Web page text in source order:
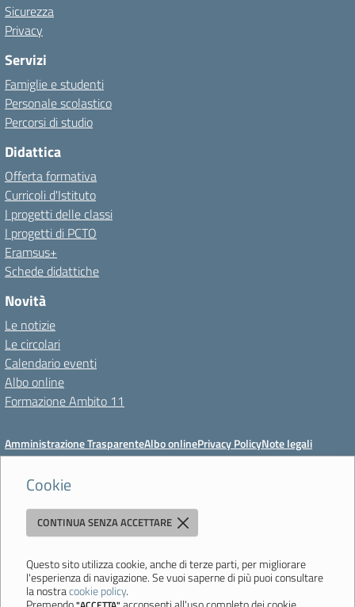
Cookie
CONTINUA SENZA ACCETTARE
Questo sito utilizza cookie, anche di terze parti, per migliorare
l'esperienza di navigazione. Se vuoi saperne di più puoi consultare
la nostracookie policy.
Sicurezza
Privacy
Servizi
Famiglie e studenti
Personale scolastico
Percorsi di studio
Didattica
Offerta formativa
Curricoli d'Istituto
I progetti delle classi
I progetti di PCTO
Eramsus+
Schede didattiche
Novità
Le notizie
Le circolari
Calendario eventi
Albo online
Formazione Ambito 11
Amministrazione TrasparenteAlbo onlinePrivacy PolicyNote legali
Meccanismo di feedbackDichiarazioni di accessibilitàPreferenze cookie
Istituto di Istruzione Superiore 'Primo Levi'
764354 - Email:mois00200c@istruzione.it- PEC:
mois00200c@pec.istruzione.it
Codice meccanografico: mois00200c - C.F. 94058180368